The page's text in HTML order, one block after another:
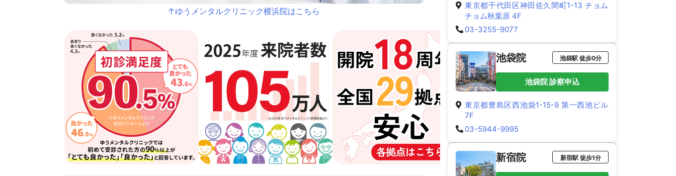
↑ゆうメンタルクリニック横浜院はこちら
東京都千代田区神田佐久間町1-13 チョム
チョム秋葉原 4F
03-3255-9077
池袋院 池袋駅 徒歩0分
池袋院 診察申込
東京都豊島区西池袋1-15-9 第一西池ビル
7F
03-5944-9995
新宿院 新宿駅 徒歩1分